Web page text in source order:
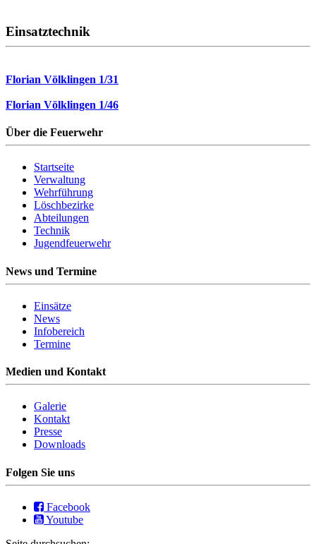
Einsatztechnik
Florian Völklingen 1/31
Florian Völklingen 1/46
Über die Feuerwehr
Startseite
Verwaltung
Wehrführung
Löschbezirke
Abteilungen
Technik
Jugendfeuerwehr
News und Termine
Einsätze
News
Infobereich
Termine
Medien und Kontakt
Galerie
Kontakt
Presse
Downloads
Folgen Sie uns
Facebook
Youtube